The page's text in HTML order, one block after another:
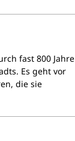
fast 800 Jahre
Es geht vor
die sie